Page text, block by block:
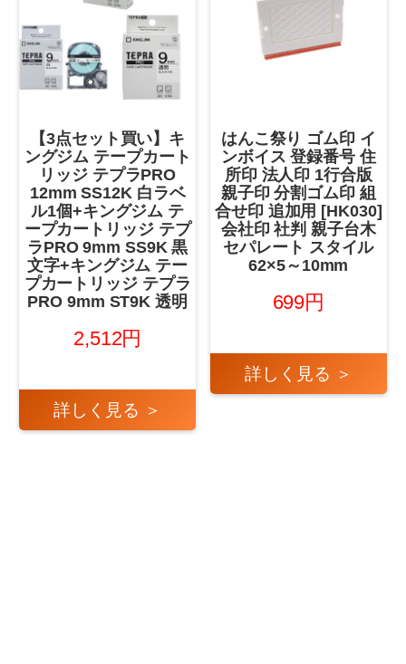
【3点セット買い】キ
ングジム テープカート
リッジ テプラPRO
12mm SS12K 白ラベ
ル1個+キングジム テ
ープカートリッジ テプ
ラPRO 9mm SS9K 黒
文字+キングジム テー
プカートリッジ テプラ
PRO 9mm ST9K 透明
2,512円
詳しく見る ＞
はんこ祭り ゴム印 イ
ンボイス 登録番号 住
所印 法人印 1行合版
親子印 分割ゴム印 組
合せ印 追加用 [HK030]
会社印 社判 親子台木
セパレート スタイル
62×5～10mm
699円
詳しく見る ＞